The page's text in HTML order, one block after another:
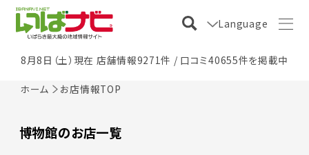
Language
8月8日（土）現在 店舗情報9271件 / 口コミ40655件を掲載中
ホーム お店情報TOP
博物館のお店一覧